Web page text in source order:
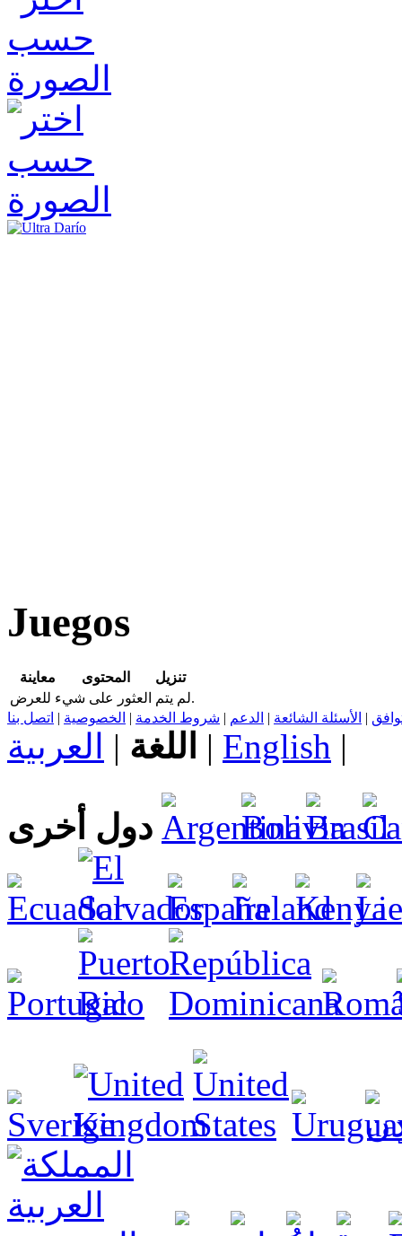
Juegos
معاينة المحتوى
تنزيل
لم يتم العثور على شيء للعرض.
| الأسئلة الشائعة | الدعم | شروط الخدمة | الخصوصية | اتصل بنا
اللغة | العربية | English |
دول أخرى